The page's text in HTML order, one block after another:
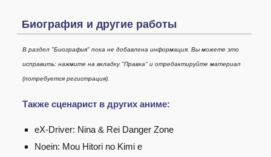
Биография и другие работы
В раздел "Биография" пока не добавлена информация. Вы можете это
исправить: нажмите на вкладку "Правка" и отредактируйте материал
(потребуется регистрация).
Также сценарист в других аниме:
eX-Driver: Nina & Rei Danger Zone
Noein: Mou Hitori no Kimi e